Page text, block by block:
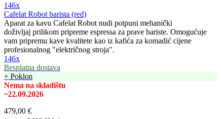
146x
Cafelat Robot barista (red)
Aparat za kavu Cafelat Robot nudi potpuni mehanički
doživljaj prilikom pripreme espressa za prave bariste. Omogućuje
vam pripremu kave kvalitete kao iz kafića za komadić cijene
profesionalnog "električnog stroja".
146x
Besplatna dostava
+ Poklon
Nema na skladištu
~22.09.2026
479,00 €